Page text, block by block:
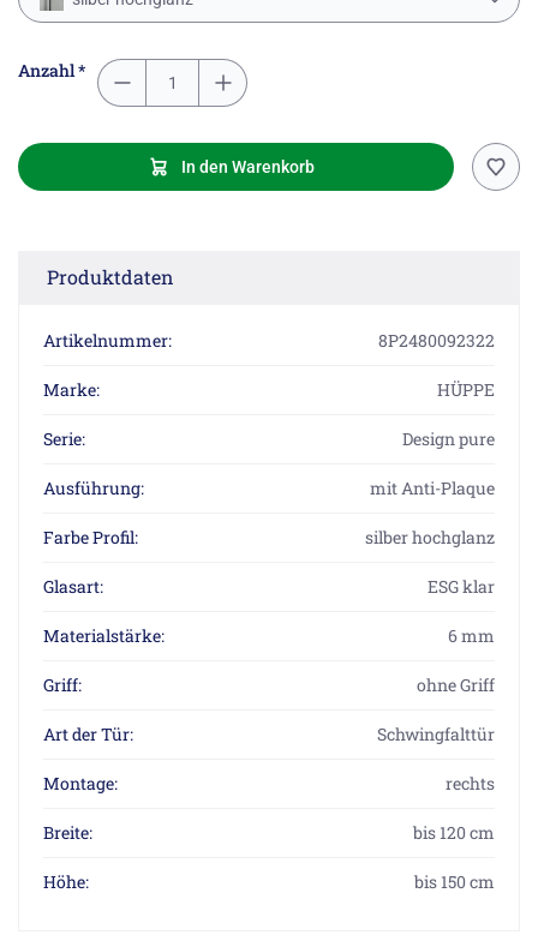
Anzahl *
In den Warenkorb
Produktdaten
Artikelnummer: 8P2480092322
Marke: HÜPPE
Serie: Design pure
Ausführung: mit Anti-Plaque
Farbe Profil: silber hochglanz
Glasart: ESG klar
Materialstärke: 6 mm
Griff: ohne Griff
Art der Tür: Schwingfalttür
Montage: rechts
Breite: bis 120 cm
Höhe: bis 150 cm